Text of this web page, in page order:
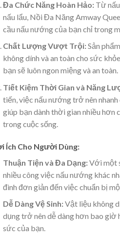
Đa Chức Năng Hoàn Hảo:Từ nấu
nấu lẩu, Nồi Đa Năng Amway
cầu nấu nướng của bạn chỉ trong
Chất Lượng Vượt Trội:Sản
không dính và an toàn cho sức
bạn sẽ luôn ngon miệng và an toàn.
Tiết Kiệm Thời Gian và Năng
tiến, việc nấu nướng trở nên
giúp bạn dành thời gian nhiều hơn
trong cuộc sống.
Ích Cho Người Dùng:
Thuận Tiện và Đa Dạng:Với một
nhiều công việc nấu nướng khác
đình đơn giản đến việc chuẩn bị
Dễ Dàng Vệ Sinh:Vật liệu không
dụng trở nên dễ dàng hơn bao
sức của bạn.